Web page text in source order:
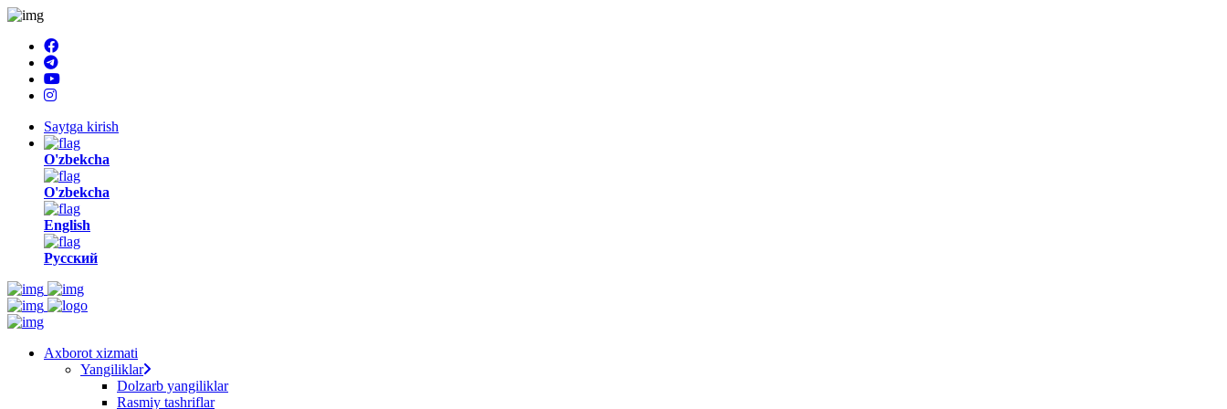
Saytga kirish
O'zbekcha
O'zbekcha
English
Русский
Axborot xizmati
Yangiliklar
Dolzarb yangiliklar
Rasmiy tashriflar